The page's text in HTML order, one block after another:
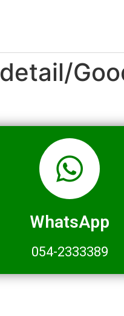
detail/
WhatsApp
054-2333389